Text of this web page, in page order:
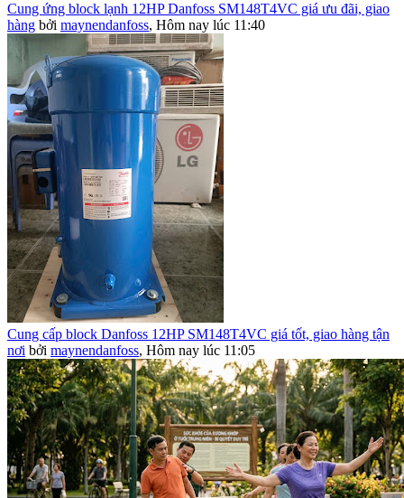
Cung ứng block lạnh 12HP Danfoss SM148T4VC giá ưu đãi, giao
hàng bởi maynendanfoss, Hôm nay lúc 11:40
Cung cấp block Danfoss 12HP SM148T4VC giá tốt, giao hàng tận
nơi bởi maynendanfoss, Hôm nay lúc 11:05